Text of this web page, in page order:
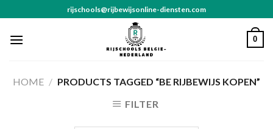
to
content
rijschools@rijbewijsonline-diensten.com
0
HOME / PRODUCTS TAGGED “BE RIJBEWIJS KOPEN”
FILTER